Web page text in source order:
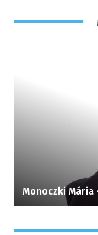
Monoczki